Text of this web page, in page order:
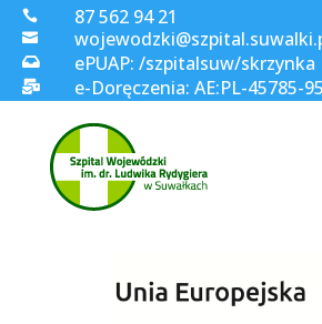
 87 562 94 21

 ePUAP: /szpitalsuw/skrzynka
 e-Doręczenia: AE:PL-45785-